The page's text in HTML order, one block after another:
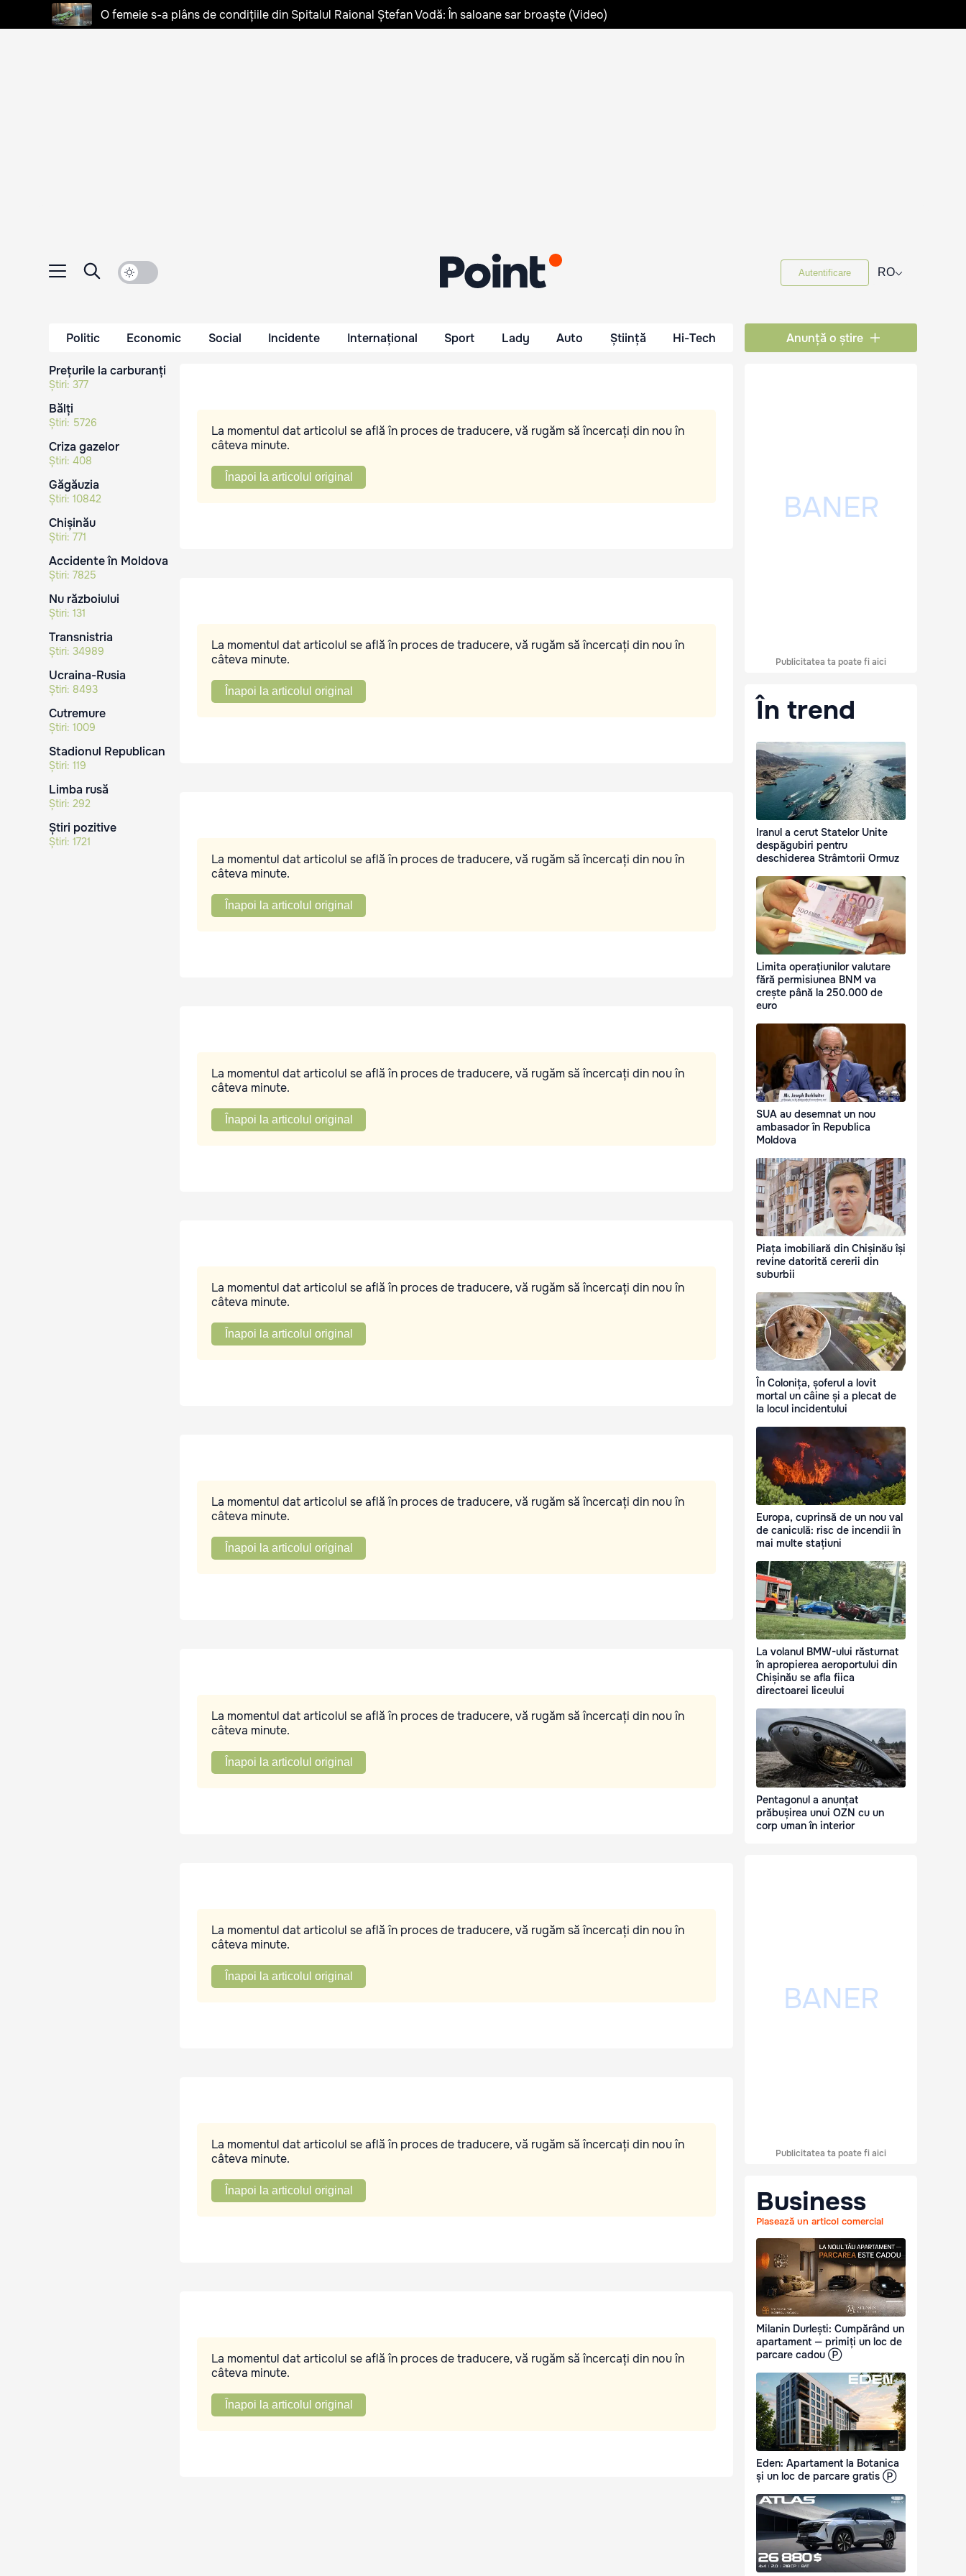
O femeie s-a plâns de condițiile din Spitalul Raional Ștefan Vodă: În saloane sar broaște (Video)
Autentificare RO⌵
Politic Economic Social Incidente Internațional Sport Lady Auto Știință Hi-Tech Anunță o știre
Prețurile la carburanți
Știri: 377
Bălți
Știri: 5726
Criza gazelor
Știri: 408
Găgăuzia
Știri: 10842
Chișinău
Știri: 771
Accidente în Moldova
Știri: 7825
Nu războiului
Știri: 131
Transnistria
Știri: 34989
Ucraina-Rusia
Știri: 8493
Cutremure
Știri: 1009
Stadionul Republican
Știri: 119
Limba rusă
Știri: 292
Știri pozitive
Știri: 1721
La momentul dat articolul se află în proces de traducere, vă rugăm să încercați din nou în
câteva minute.
Înapoi la articolul original
La momentul dat articolul se află în proces de traducere, vă rugăm să încercați din nou în
câteva minute.
Înapoi la articolul original
La momentul dat articolul se află în proces de traducere, vă rugăm să încercați din nou în
câteva minute.
Înapoi la articolul original
La momentul dat articolul se află în proces de traducere, vă rugăm să încercați din nou în
câteva minute.
Înapoi la articolul original
La momentul dat articolul se află în proces de traducere, vă rugăm să încercați din nou în
câteva minute.
Înapoi la articolul original
La momentul dat articolul se află în proces de traducere, vă rugăm să încercați din nou în
câteva minute.
Înapoi la articolul original
La momentul dat articolul se află în proces de traducere, vă rugăm să încercați din nou în
câteva minute.
Înapoi la articolul original
La momentul dat articolul se află în proces de traducere, vă rugăm să încercați din nou în
câteva minute.
Înapoi la articolul original
La momentul dat articolul se află în proces de traducere, vă rugăm să încercați din nou în
câteva minute.
Înapoi la articolul original
La momentul dat articolul se află în proces de traducere, vă rugăm să încercați din nou în
câteva minute.
Înapoi la articolul original
Publicitatea ta poate fi aici
În trend
Iranul a cerut Statelor Unite
despăgubiri pentru
deschiderea Strâmtorii Ormuz
Limita operațiunilor valutare
fără permisiunea BNM va
crește până la 250.000 de
euro
SUA au desemnat un nou
ambasador în Republica
Moldova
Piața imobiliară din Chișinău își
revine datorită cererii din
suburbii
În Colonița, șoferul a lovit
mortal un câine și a plecat de
la locul incidentului
Europa, cuprinsă de un nou val
de caniculă: risc de incendii în
mai multe stațiuni
La volanul BMW-ului răsturnat
în apropierea aeroportului din
Chișinău se afla fiica
directoarei liceului
Pentagonul a anunțat
prăbușirea unui OZN cu un
corp uman în interior
Publicitatea ta poate fi aici
Business
Plasează un articol comercial
Milanin Durlești: Cumpărând un
apartament — primiți un loc de
parcare cadou Ⓟ
Eden: Apartament la Botanica
și un loc de parcare gratis Ⓟ